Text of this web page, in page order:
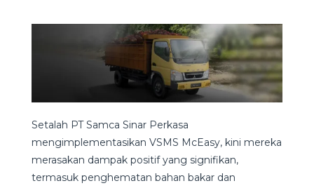
Setalah PT Samca Sinar Perkasa
mengimplementasikan VSMS McEasy, kini mereka
merasakan dampak positif yang signifikan,
termasuk penghematan bahan bakar dan